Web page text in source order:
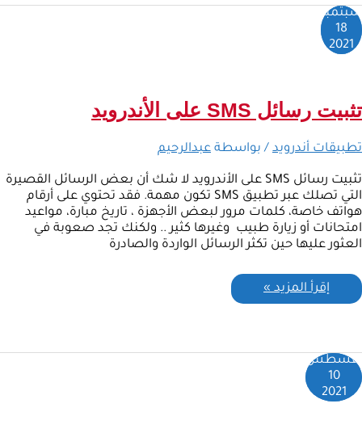
سبتمبر
18
2021
تثبيت رسائل SMS على الأندرويد
تطبيقات أندرويد / بواسطة عبدالرحيم
تثبيت رسائل SMS على الأندرويد لا شك أن بعض الرسائل القصيرة
التي تصلك عبر تطبيق SMS تكون مهمة. فقد تحتوي على أرقام
هواتف خاصة، كلمات مرور لبعض الأجهزة ، تاريخ مبارة، مواعيد
امتحانات أو زيارة طبيب وغيرها كثير .. ولكنك تجد صعوبة في
العثور عليها حين تكثر الرسائل الواردة والصادرة
إقرأ المزيد »
أغسطس
10
2021